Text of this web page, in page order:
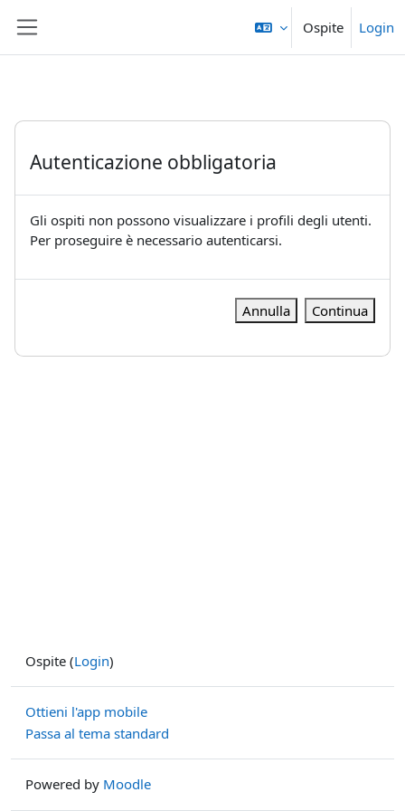
Ospite Login
Autenticazione obbligatoria
Gli ospiti non possono visualizzare i profili degli utenti.
Per proseguire è necessario autenticarsi.
Annulla Continua
Ospite (Login)
Ottieni l'app mobile
Passa al tema standard
Powered by Moodle